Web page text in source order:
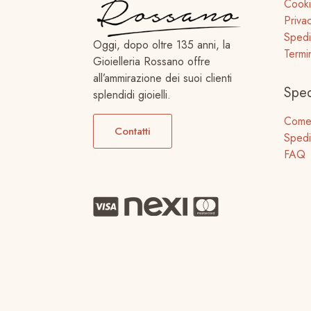
Oggi, dopo oltre 135 anni, la
Gioielleria Rossano offre
all’ammirazione dei suoi clienti
splendidi gioielli.
Contatti
FAQ